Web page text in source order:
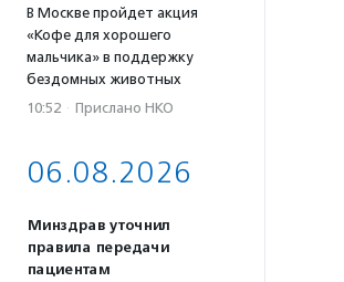
В Москве пройдет акция
«Кофе для хорошего
мальчика» в поддержку
бездомных животных
10:52 · Прислано НКО
06.08.2026
Минздрав уточнил
правила передачи
пациентам